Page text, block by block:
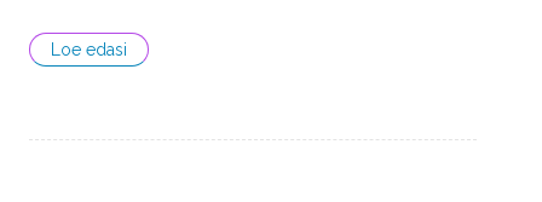
Loe edasi